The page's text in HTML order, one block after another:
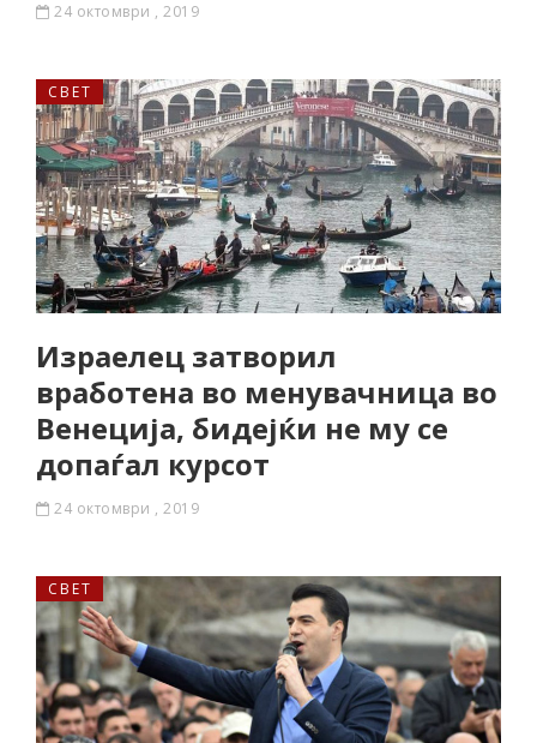
24 октомври , 2019
СВЕТ
Израелец затворил
вработена во менувачница во
Венеција, бидејќи не му се
допаѓал курсот
24 октомври , 2019
СВЕТ